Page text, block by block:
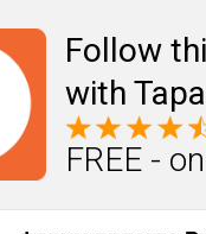
Follow
with
FREE -